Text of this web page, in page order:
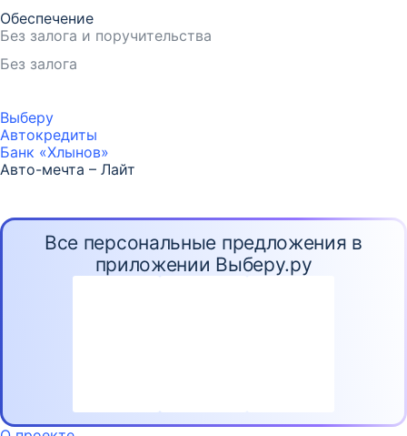
Обеспечение
Без залога и поручительства
Без залога
Выберу
Автокредиты
Банк «Хлынов»
Авто-мечта – Лайт
Все персональные предложения в
приложении Выберу.ру